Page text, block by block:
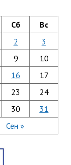
Сб Вс
Сен »
2
3
9
10
16
17
23
24
30 31